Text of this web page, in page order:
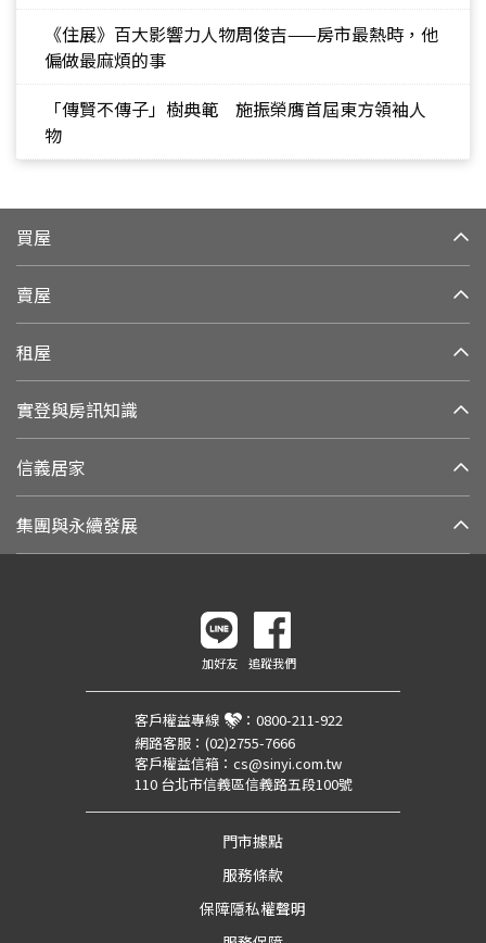
《住展》百大影響力人物周俊吉——房市最熱時，他
偏做最麻煩的事
「傳賢不傳子」樹典範 施振榮膺首屆東方領袖人
物
買屋
賣屋
租屋
實登與房訊知識
信義居家
集團與永續發展
加好友 追蹤我們
客戶權益專線 ： 0800-211-922
網路客服： (02)2755-7666
客戶權益信箱： cs@sinyi.com.tw
110 台北市信義區信義路五段100號
門市據點
服務條款
保障隱私權聲明